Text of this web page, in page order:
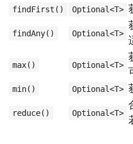
findFirst() Optional<T>
findAny() Optional<T>
max() Optional<T>
min() Optional<T>
reduce() Optional<T>